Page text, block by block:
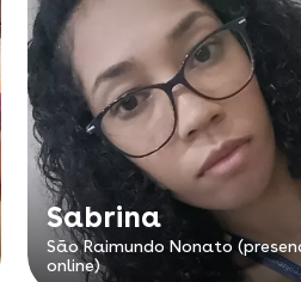
Sabrina
São Raimundo Nonato
online)